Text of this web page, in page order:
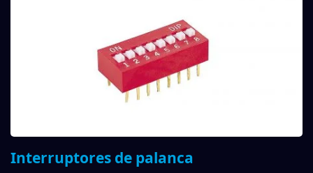
Interruptores de palanca